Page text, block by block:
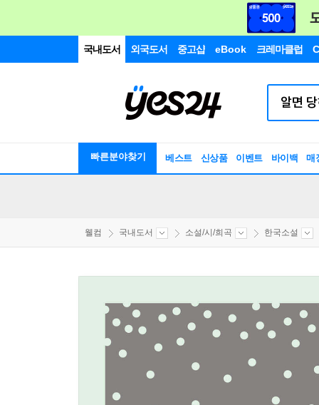
국내도서 외국도서 중고샵 eBook 크레마클럽
빠른분야찾기 베스트 신상품 이벤트 바이백 매
웰컴 국내도서 소설/시/희곡 한국소설